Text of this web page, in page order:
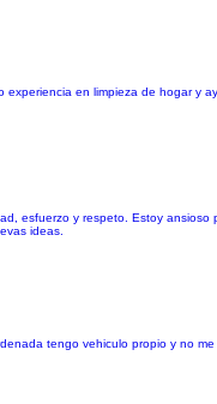
en limpieza de hogar y
esfuerzo y respeto. Estoy ansioso
ideas.
tengo vehiculo propio y no